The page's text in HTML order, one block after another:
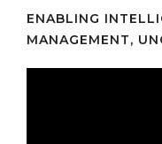
ENABLING
MANAGEMENT,